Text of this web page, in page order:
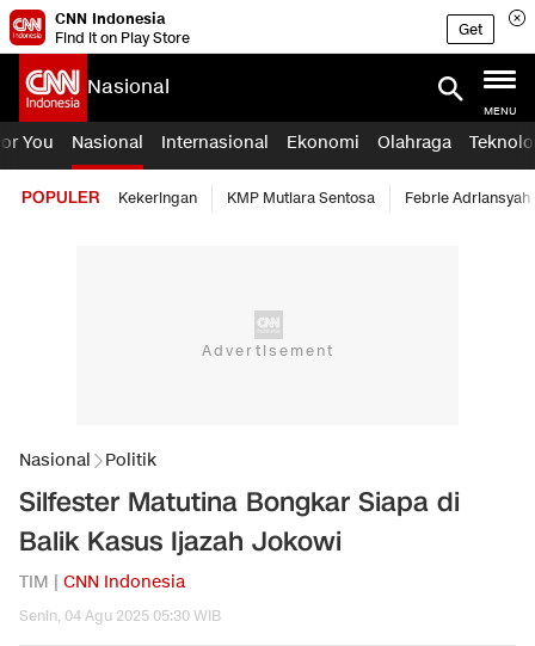
CNN Indonesia
Find it on Play Store
Get
Nasional
MENU
You Nasional Internasional Ekonomi Olahraga
POPULER Kekeringan KMP Mutiara Sentosa Febrie Adriansyah
Nasional Politik
Silfester Matutina Bongkar Siapa di
Balik Kasus Ijazah Jokowi
TIM | CNN Indonesia
Senin, 04 Agu 2025 05:30 WIB